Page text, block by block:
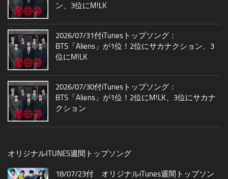
ン、3位にM!LK
2026/07/31付iTunesトップソング：
BTS「Aliens」が1位！2位にサカナクション、3
位にM!LK
2026/07/30付iTunesトップソング：
BTS「Aliens」が1位！2位にM!LK、3位にサカナ
クション
オリジナルITUNES週間トップソング
18/07/23付 オリジナルiTunes週間トップソン